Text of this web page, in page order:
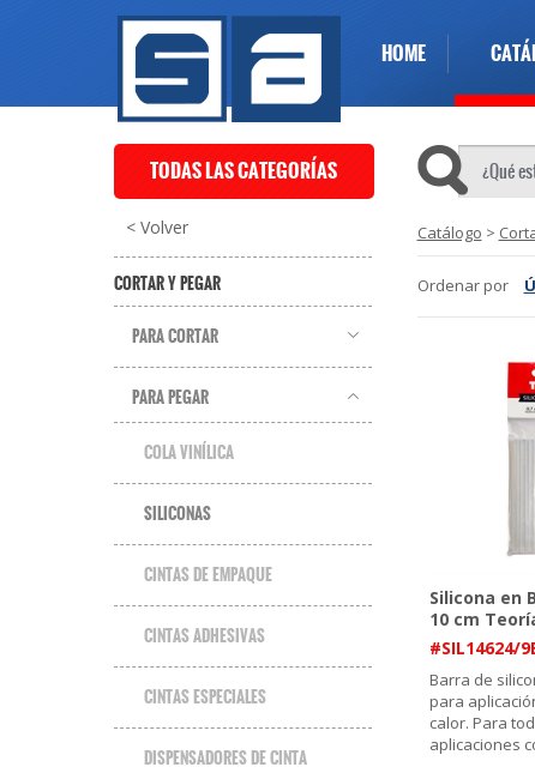
HOME
TODAS LAS CATEGORÍAS
< Volver
CORTAR Y PEGAR
PARA CORTAR
PARA PEGAR
COLA VINÍLICA
SILICONAS
CINTAS DE EMPAQUE
CINTAS ADHESIVAS
CINTAS ESPECIALES
DISPENSADORES DE CINTA
Catálogo >
Ordenar por
Silicona en
10 cm
#SIL14624/
Barra de
para
calor. Para
aplicaciones